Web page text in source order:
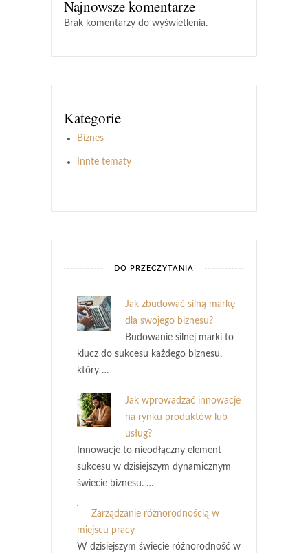
Najnowsze komentarze
Brak komentarzy do wyświetlenia.
Kategorie
Biznes
Innte tematy
DO PRZECZYTANIA
Jak zbudować silną markę
dla swojego biznesu?
Budowanie silnej marki to
klucz do sukcesu każdego biznesu,
który …
Jak wprowadzać innowacje
na rynku produktów lub
usług?
Innowacje to nieodłączny element
sukcesu w dzisiejszym dynamicznym
świecie biznesu. …
Zarządzanie różnorodnością w
miejscu pracy
W dzisiejszym świecie różnorodność w